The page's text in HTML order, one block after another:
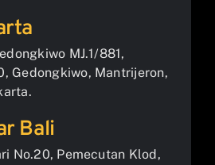
MJ.1/881,
Gedongkiwo, Mantrijeron,
Bali
No.20, Pemecutan Klod,